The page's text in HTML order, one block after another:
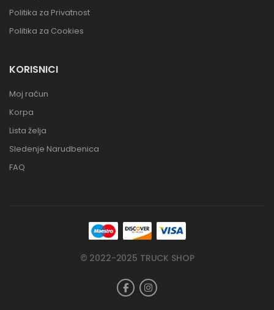
Politika za Privatnost
Politika za Cookies
KORISNICI
Moj račun
Korpa
Lista želja
Sledenje Narudbenica
FAQ
© 2022-2025 TRUCK SHOP